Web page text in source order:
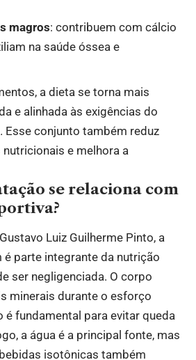
magros: contribuem com cálcio
na saúde óssea e
a dieta se torna mais
e alinhada às exigências do
Esse conjunto também reduz
e melhora a
se relaciona com
Luiz Guilherme Pinto, a
parte integrante da nutrição
ser negligenciada. O corpo
minerais durante o esforço
é fundamental para evitar queda
a água é a principal fonte, mas
isotônicas também